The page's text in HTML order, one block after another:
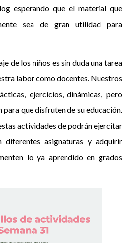
esperando que el material que
sea de gran utilidad para
de los niños es sin duda una tarea
labor como docentes. Nuestros
ejercicios, dinámicas, pero
que disfruten de su educación.
actividades de podrán ejercitar
diferentes asignaturas y adquirir
lo ya aprendido en grados